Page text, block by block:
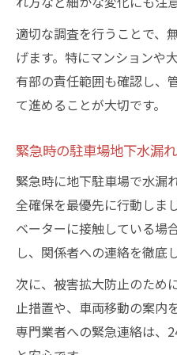
適切な調査を行うことで、
げます。特にマンションや
有部の責任範囲も確認し、
て進めることが大切です。
緊急時の駐車場地下水漏
緊急時に地下駐車場で水漏
全確保を最優先に行動しま
ベーターに接触している場
し、関係者への連絡を徹底
次に、被害拡大防止のため
止措置や、車両移動の案内
専門業者への緊急連絡は、